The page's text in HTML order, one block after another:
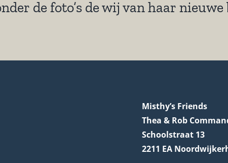
de foto’s de wij van haar
Misthy’s Friends
Thea & Rob
Schoolstraat 13
2211 EA